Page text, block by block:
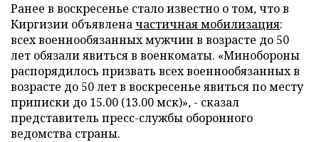
Ранее в воскресенье стало известно о том, что в
Киргизии объявленачастичная мобилизация:
всех военнообязанных мужчин в возрасте до 50
лет обязали явиться в военкоматы. «Минобороны
распорядилось призвать всех военнообязанных в
возрасте до 50 лет в воскресенье явиться по месту
приписки до 15.00 (13.00 мск)», - сказал
представитель пресс-службы оборонного
ведомства страны.